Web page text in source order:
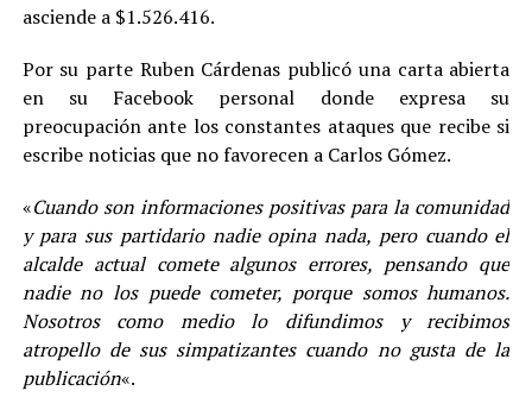
asciende a $1.526.416.
Por su parte Ruben Cárdenas publicó una carta abierta
en su Facebook personal donde expresa su
preocupación ante los constantes ataques que recibe si
escribe noticias que no favorecen a Carlos Gómez.
«Cuando son informaciones positivas para la comunidad
y para sus partidario nadie opina nada, pero cuando el
alcalde actual comete algunos errores, pensando que
nadie no los puede cometer, porque somos humanos.
Nosotros como medio lo difundimos y recibimos
atropello de sus simpatizantes cuando no gusta de la
publicación«.